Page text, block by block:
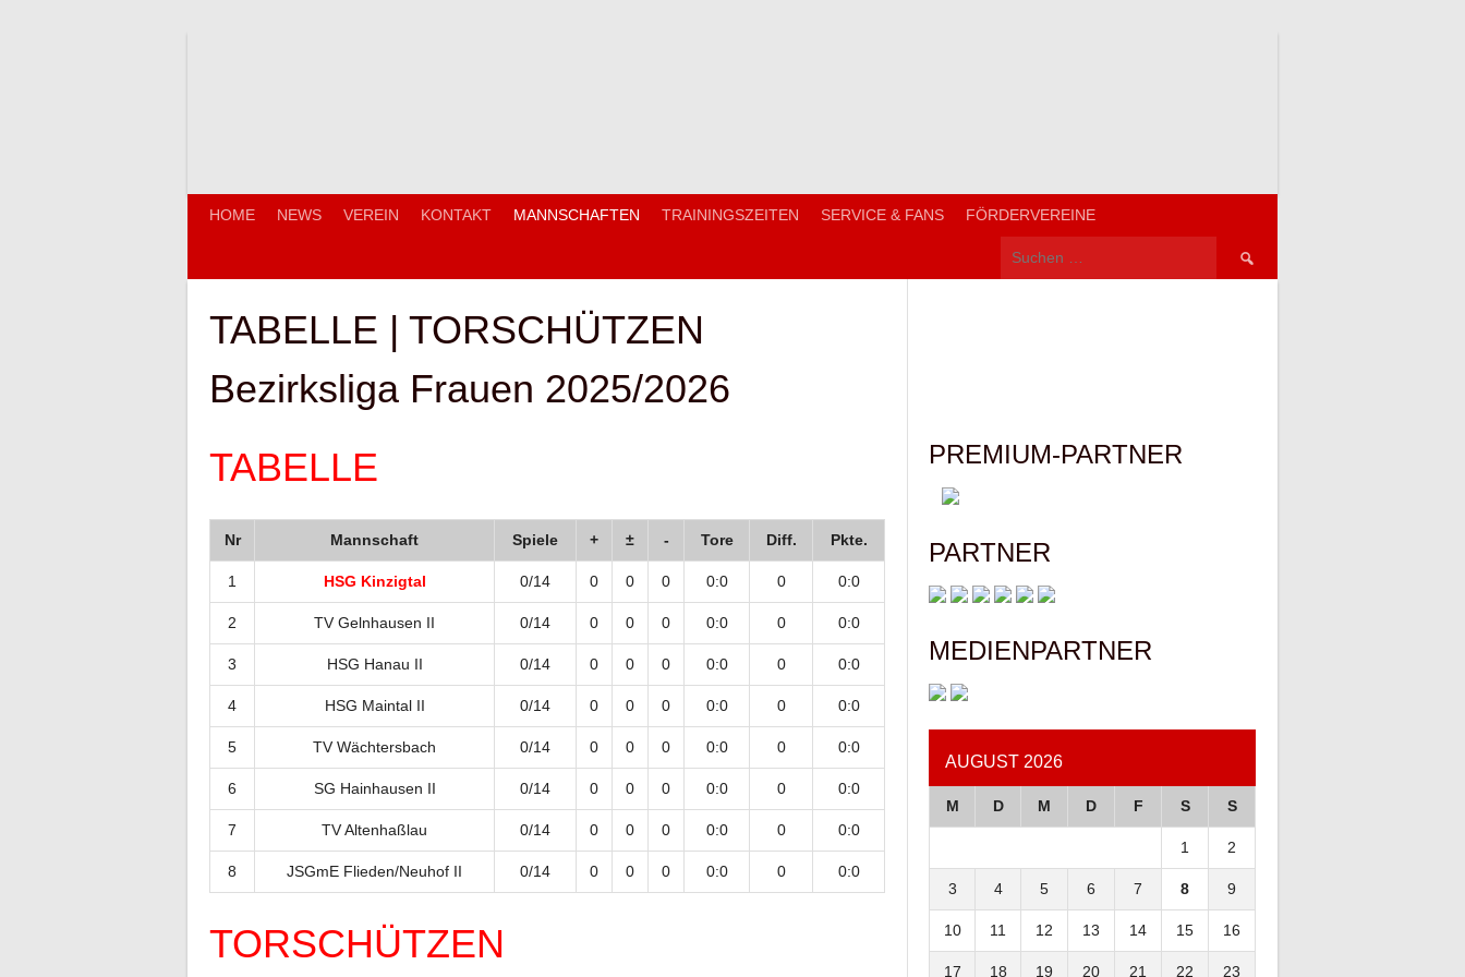
HOME NEWS VEREIN KONTAKT MANNSCHAFTEN TRAININGSZEITEN SERVICE & FANS FÖRDERVEREINE
Suchen
TABELLE | TORSCHÜTZEN
Bezirksliga Frauen 2025/2026
TABELLE
Nr Mannschaft Spiele + ± - Tore Diff. Pkte.
1 HSG Kinzigtal 0/14 0 0 0 0:0 0 0:0
2 TV Gelnhausen II 0/14 0 0 0 0:0 0 0:0
3 HSG Hanau II 0/14 0 0 0 0:0 0 0:0
4 HSG Maintal II 0/14 0 0 0 0:0 0 0:0
5 TV Wächtersbach 0/14 0 0 0 0:0 0 0:0
6 SG Hainhausen II 0/14 0 0 0 0:0 0 0:0
7 TV Altenhaßlau 0/14 0 0 0 0:0 0 0:0
8 JSGmE Flieden/Neuhof II 0/14 0 0 0 0:0 0 0:0
TORSCHÜTZEN
PREMIUM-PARTNER
PARTNER
MEDIENPARTNER
AUGUST 2026
M D M D F S S
1 2
3 4 5 6 7 8 9
10 11 12 13 14 15 16
17 18 19 20 21 22 23